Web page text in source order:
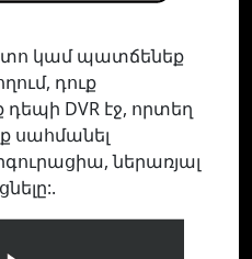
կամ պատճենեք
դուք
DVR էջ, որտեղ
սահմանել
ներառյալ